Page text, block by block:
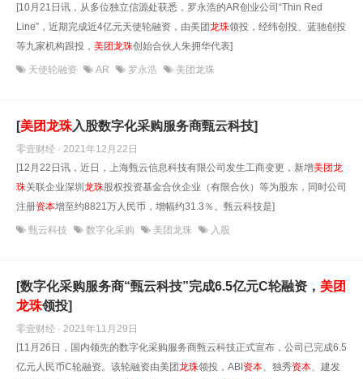
[10月21日讯，从多位独立信源处获悉，罗永浩的AR创业公司“Thin Red
Line”，近期完成近4亿元天使轮融资，由美团龙珠领投，经纬创投、蓝驰创投
等九家机构跟投， 美团龙珠创始合伙人朱拥华代表]
天使轮融资 AR 罗永浩 美团龙珠
[美团龙珠入股数字化采购服务商甄云科技]
零壹财经 · 2021年12月22日
[12月22日讯，近日，上海甄云信息科技有限公司发生工商变更，新增美团龙
珠关联企业深圳 龙珠股权投资基金合伙企业（有限合伙）等为股东，同时公司
注册资本增至约8821万人民币，增幅约31.3％。甄云科技是]
甄云科技 数字化采购 美团龙珠 入股
[数字化采购服务商“甄云科技”完成6.5亿元C轮融资， 美团
龙珠领投]
零壹财经 · 2021年11月29日
[11月26日，国内领先的数字化采购服务商甄云科技正式宣布，公司已完成6.5
亿元人民币C轮融资。该轮融资由美团龙珠领投，ABI资本、独秀资本、建发